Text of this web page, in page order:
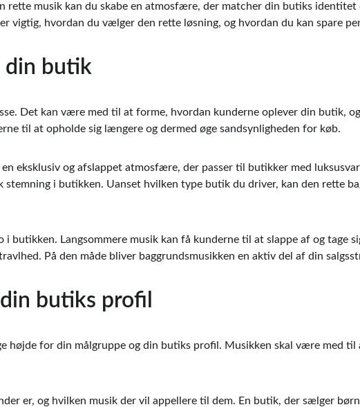
rette musik kan du skabe en atmosfære, der matcher din butiks
vigtig, hvordan du vælger den rette løsning, og hvordan du kan spare
din butik
Det kan være med til at forme, hvordan kunderne oplever din butik,
til at opholde sig længere og dermed øge sandsynligheden for køb.
eksklusiv og afslappet atmosfære, der passer til butikker med
stemning i butikken. Uanset hvilken type butik du driver, kan den rette
i butikken. Langsommere musik kan få kunderne til at slappe af og tage
På den måde bliver baggrundsmusikken en aktiv del af din
butiks profil
højde for din målgruppe og din butiks profil. Musikken skal være med
er, og hvilken musik der vil appellere til dem. En butik, der sælger